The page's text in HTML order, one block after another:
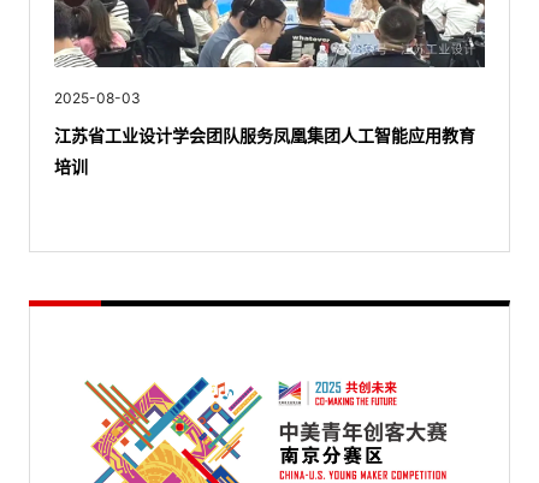
2025-08-03
江苏省工业设计学会团队服务凤凰集团人工智能应用教育
培训